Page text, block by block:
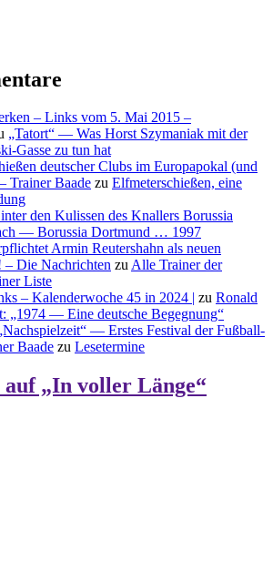
– Links vom 5. Mai 2015 –
„Tatort“ — Was Horst Szymaniak mit der
Gasse zu tun hat
deutscher Clubs im Europapokal (und
Trainer Baade zu Elfmeterschießen, eine
den Kulissen des Knallers Borussia
— Borussia Dortmund … 1997
Armin Reutershahn als neuen
– Die Nachrichten zuAlle Trainer der
Liste
– Kalenderwoche 45 in 2024 | zu Ronald
„1974 — Eine deutsche Begegnung“
— Erstes Festival der Fußball-
Baade zu Lesetermine
„In voller Länge“